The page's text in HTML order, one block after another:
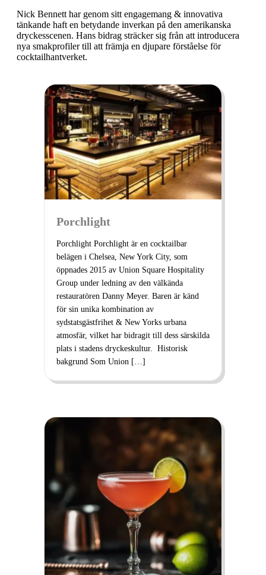
Nick Bennett har genom sitt engagemang & innovativa
tänkande haft en betydande inverkan på den amerikanska
dryckesscenen. Hans bidrag sträcker sig från att introducera
nya smakprofiler till att främja en djupare förståelse för
cocktailhantverket.
Porchlight
Porchlight Porchlight är en cocktailbar
belägen i Chelsea, New York City, som
öppnades 2015 av Union Square Hospitality
Group under ledning av den välkända
restauratören Danny Meyer. Baren är känd
för sin unika kombination av
sydstatsgästfrihet & New Yorks urbana
atmosfär, vilket har bidragit till dess särskilda
plats i stadens dryckeskultur. Historisk
bakgrund Som Union […]